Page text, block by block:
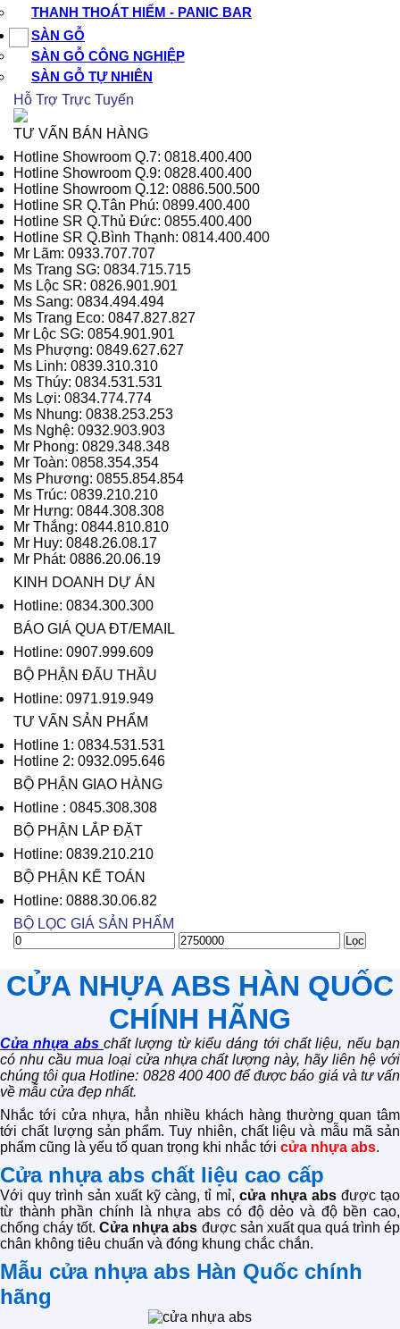
THANH THOÁT HIỂM - PANIC BAR
SÀN GỖ
SÀN GỖ CÔNG NGHIỆP
SÀN GỖ TỰ NHIÊN
Hỗ Trợ Trực Tuyến
TƯ VẤN BÁN HÀNG
Hotline Showroom Q.7: 0818.400.400
Hotline Showroom Q.9: 0828.400.400
Hotline Showroom Q.12: 0886.500.500
Hotline SR Q.Tân Phú: 0899.400.400
Hotline SR Q.Thủ Đức: 0855.400.400
Hotline SR Q.Bình Thạnh: 0814.400.400
Mr Lãm: 0933.707.707
Ms Trang SG: 0834.715.715
Ms Lộc SR: 0826.901.901
Ms Sang: 0834.494.494
Ms Trang Eco: 0847.827.827
Mr Lộc SG: 0854.901.901
Ms Phượng: 0849.627.627
Ms Linh: 0839.310.310
Ms Thúy: 0834.531.531
Ms Lợi: 0834.774.774
Ms Nhung: 0838.253.253
Ms Nghệ: 0932.903.903
Mr Phong: 0829.348.348
Mr Toàn: 0858.354.354
Ms Phương: 0855.854.854
Ms Trúc: 0839.210.210
Mr Hưng: 0844.308.308
Mr Thắng: 0844.810.810
Mr Huy: 0848.26.08.17
Mr Phát: 0886.20.06.19
KINH DOANH DỰ ÁN
Hotline: 0834.300.300
BÁO GIÁ QUA ĐT/EMAIL
Hotline: 0907.999.609
BỘ PHẬN ĐẤU THẦU
Hotline: 0971.919.949
TƯ VẤN SẢN PHẨM
Hotline 1: 0834.531.531
Hotline 2: 0932.095.646
BỘ PHẬN GIAO HÀNG
Hotline : 0845.308.308
BỘ PHẬN LẮP ĐẶT
Hotline: 0839.210.210
BỘ PHẬN KẾ TOÁN
Hotline: 0888.30.06.82
BỘ LỌC GIÁ SẢN PHẨM
Giá
nhất
Giá
Lọc
CỬA NHỰA ABS HÀN QUỐC
CHÍNH HÃNG
Cửa nhựa abs chất lượng từ kiểu dáng tới chất liệu, nếu bạn
có nhu cầu mua loại cửa nhựa chất lượng này, hãy liên hệ với
chúng tôi qua Hotline: 0828 400 400 để được báo giá và tư vấn
về mẫu cửa đẹp nhất.
Nhắc tới cửa nhựa, hẳn nhiều khách hàng thường quan tâm
tới chất lượng sản phẩm. Tuy nhiên, chất liệu và mẫu mã sản
phẩm cũng là yếu tố quan trọng khi nhắc tới cửa nhựa abs.
Cửa nhựa abs chất liệu cao cấp
Với quy trình sản xuất kỹ càng, tỉ mỉ, cửa nhựa abs được tạo
từ thành phần chính là nhựa abs có độ dẻo và độ bền cao,
chống cháy tốt.Cửa nhựa abs được sản xuất qua quá trình ép
chân không tiêu chuẩn và đóng khung chắc chắn.
Mẫu cửa nhựa abs Hàn Quốc chính
hãng